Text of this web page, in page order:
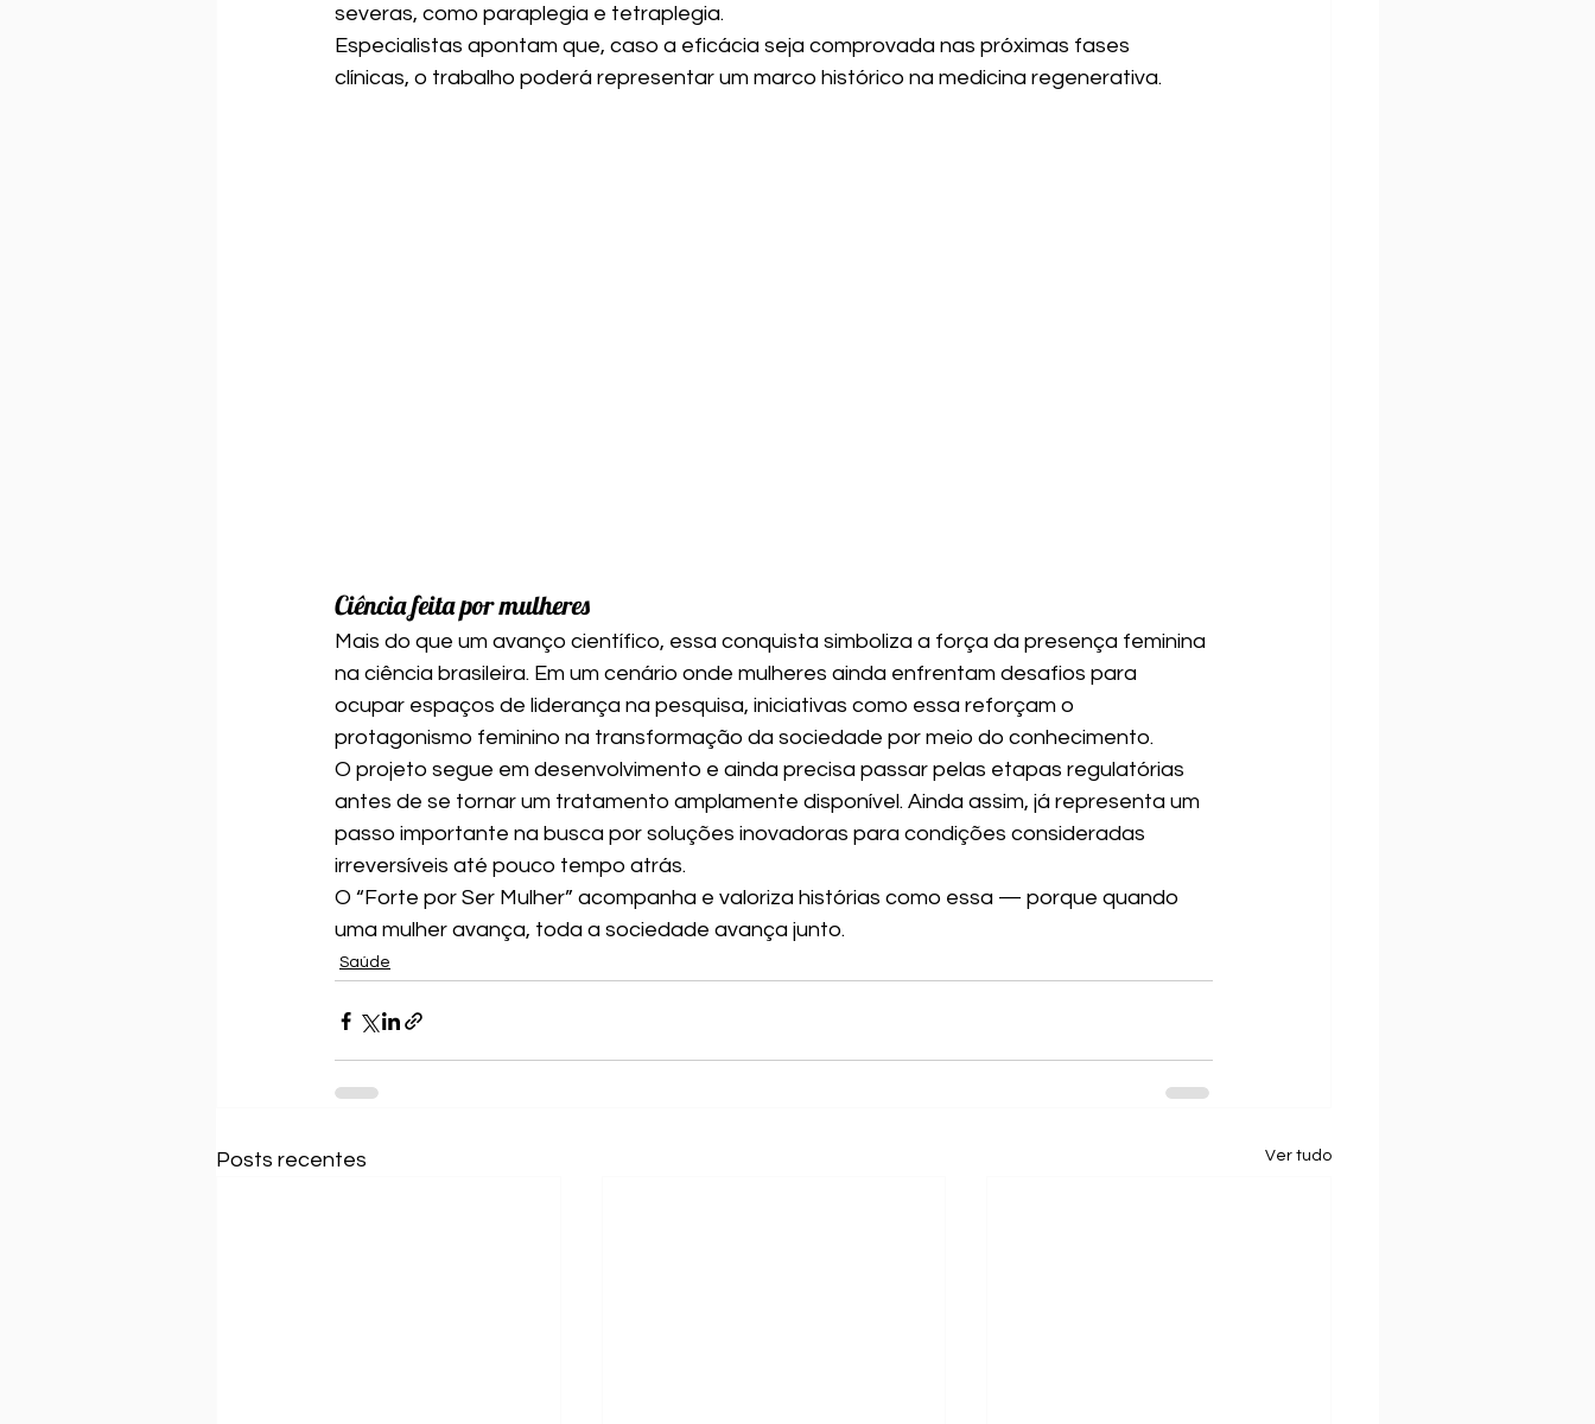
severas, como paraplegia e tetraplegia.
Especialistas apontam que, caso a eficácia seja comprovada nas próximas fases
clínicas, o trabalho poderá representar um marco histórico na medicina regenerativa.
Ciência feita por mulheres
Mais do que um avanço científico, essa conquista simboliza a força da presença feminina
na ciência brasileira. Em um cenário onde mulheres ainda enfrentam desafios para
ocupar espaços de liderança na pesquisa, iniciativas como essa reforçam o
protagonismo feminino na transformação da sociedade por meio do conhecimento.
O projeto segue em desenvolvimento e ainda precisa passar pelas etapas regulatórias
antes de se tornar um tratamento amplamente disponível. Ainda assim, já representa um
passo importante na busca por soluções inovadoras para condições consideradas
irreversíveis até pouco tempo atrás.
O “Forte por Ser Mulher” acompanha e valoriza histórias como essa — porque quando
uma mulher avança, toda a sociedade avança junto.
Saúde
Posts recentes Ver tudo